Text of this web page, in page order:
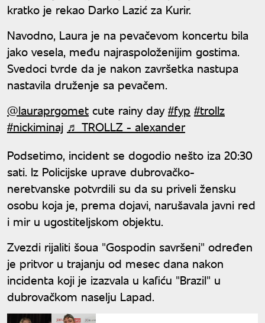
kratko je rekao Darko Lazić za Kurir.
Navodno, Laura je na pevačevom koncertu bila
jako vesela, među najraspoloženijim gostima.
Svedoci tvrde da je nakon završetka nastupa
nastavila druženje sa pevačem.
@lauraprgomet cute rainy day#fyp #trollz
#nickiminaj ♬ TROLLZ - alexander
Podsetimo, incident se dogodio nešto iza 20:30
sati. Iz Policijske uprave dubrovačko-
neretvanske potvrdili su da su priveli žensku
osobu koja je, prema dojavi, narušavala javni red
i mir u ugostiteljskom objektu.
Zvezdi rijaliti šoua "Gospodin savršeni" određen
je pritvor u trajanju od mesec dana nakon
incidenta koji je izazvala u kafiću "Brazil" u
dubrovačkom naselju Lapad.